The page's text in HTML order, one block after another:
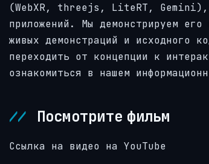
(WebXR, threejs, LiteRT, Gemini),
приложений. Мы демонстрируем
живых демонстраций и исходного
переходить от концепции к
ознакомиться в нашем
Посмотрите фильм
Ссылка на видео на YouTube